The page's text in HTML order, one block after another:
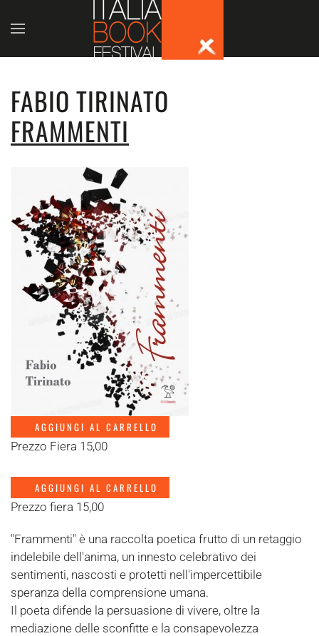
Skip to main content
FABIO TIRINATO
FRAMMENTI
AGGIUNGI AL CARRELLO
Prezzo Fiera 15,00
AGGIUNGI AL CARRELLO
Prezzo fiera 15,00
"Frammenti" è una raccolta poetica frutto di un retaggio
indelebile dell'anima, un innesto celebrativo dei
sentimenti, nascosti e protetti nell'impercettibile
speranza della comprensione umana.
Il poeta difende la persuasione di vivere, oltre la
mediazione delle sconfitte e la consapevolezza